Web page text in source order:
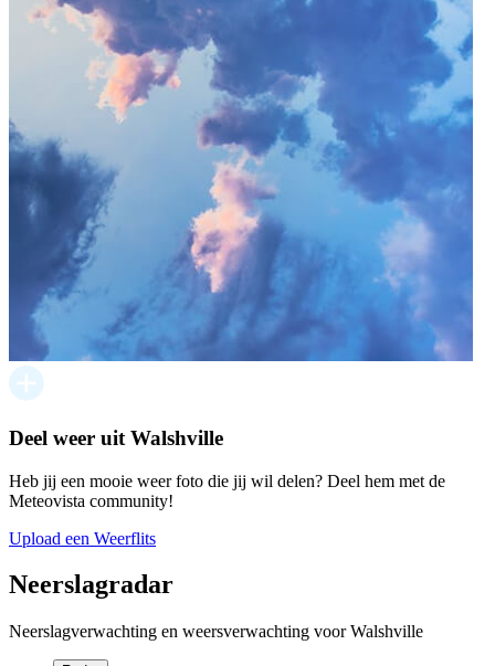
Deel weer uit Walshville
Heb jij een mooie weer foto die jij wil delen? Deel hem met de
Meteovista community!
Upload een Weerflits
Neerslagradar
Neerslagverwachting en weersverwachting voor Walshville